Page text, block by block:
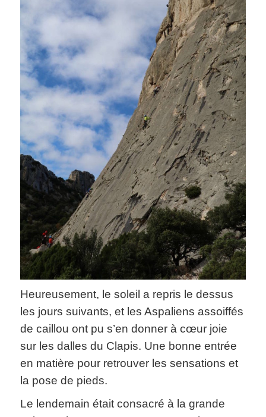
Heureusement, le soleil a repris le dessus
les jours suivants, et les Aspaliens assoiffés
de caillou ont pu s’en donner à cœur joie
sur les dalles du Clapis. Une bonne entrée
en matière pour retrouver les sensations et
la pose de pieds.
Le lendemain était consacré à la grande